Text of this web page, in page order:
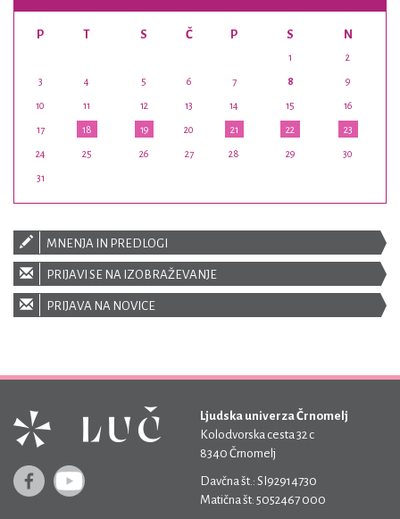
P T S Č P S N
1 2
3 4 5 6 7 8 9
10 11 12 13 14 15 16
17 18 19 20 21 22 23
24 25 26 27 28 29 30
31
MNENJA IN PREDLOGI
PRIJAVI SE NA IZOBRAŽEVANJE
PRIJAVA NA NOVICE
Ljudska univerza Črnomelj
Kolodvorska cesta 32 c
8340 Črnomelj
Davčna št.: SI92914730
Matična št: 5052467 000